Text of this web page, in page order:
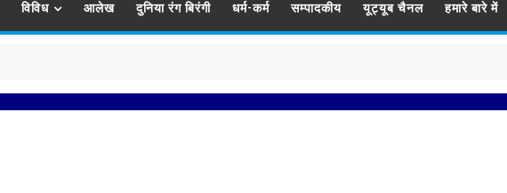
विविध आलेख दुनिया रंग बिरंगी धर्म-कर्म सम्पादकीय यूट्यूब चैनल हमारे बारे में